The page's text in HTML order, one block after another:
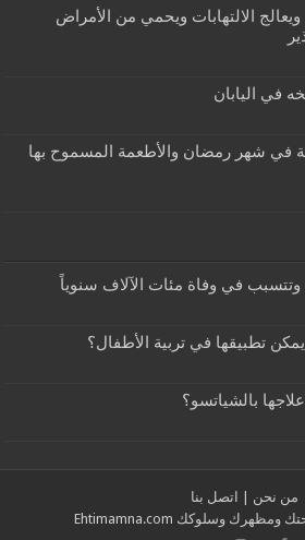
الالتهابات ويحمي من الأمراض
في اليابان
في شهر رمضان والأطعمة المسموح بها
وتتسبب في وفاة مئات الآلاف سنوياً
تطبيقها في تربية الأطفال؟
بالشياتسو؟
من نحن | اتصل بنا
ومظهرك وسلوكك Ehtimamna.com